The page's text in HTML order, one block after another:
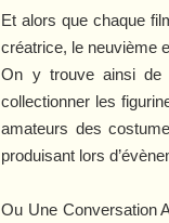
Et alors que chaque
créatrice, le neuvième
On y trouve ainsi de
collectionner les
amateurs des
produisant lors
Ou Une Conversation